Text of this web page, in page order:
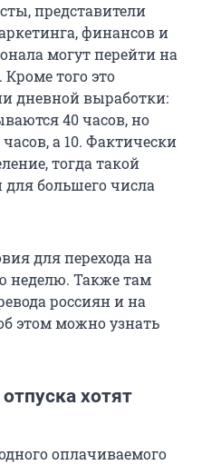
представители
финансов и
могут перейти на
того это
дневной выработки:
40часов, но
часов,а 10. Фактически
тогда такой
большего числа
для перехода на
неделю. Также там
россиян и на
этом можно узнать
хотят
оплачиваемого